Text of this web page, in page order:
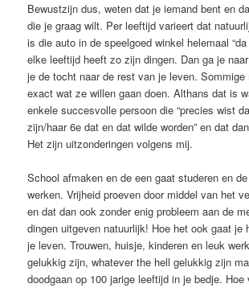
Bewustzijn dus, weten dat je iemand bent en
die je graag wilt. Per leeftijd varieert dat
is die auto in de speelgoed winkel helemaal “da
elke leeftijd heeft zo zijn dingen. Dan ga je
je de tocht naar de rest van je leven. Sommige
exact wat ze willen gaan doen. Althans dat is
enkele succesvolle persoon die “precies wist
zijn/haar 6e dat en dat wilde worden” en dat
Het zijn uitzonderingen volgens mij.
School afmaken en de een gaat studeren en
werken. Vrijheid proeven door middel van het
en dat dan ook zonder enig probleem aan de
dingen uitgeven natuurlijk! Hoe het ook gaat je
je leven. Trouwen, huisje, kinderen en leuk
gelukkig zijn, whatever the hell gelukkig zijn
doodgaan op 100 jarige leeftijd in je bedje.